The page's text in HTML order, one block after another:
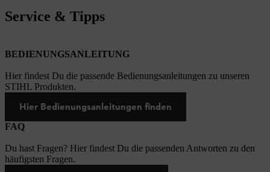
Service & Tipps
BEDIENUNGSANLEITUNG
Hier findest Du die passende Bedienungsanleitungen zu unseren
STIHL Produkten.
Hier Bedienungsanleitungen finden
FAQ
Du hast Fragen? Hier findest Du die passenden Antworten zu den
häufigsten Fragen.